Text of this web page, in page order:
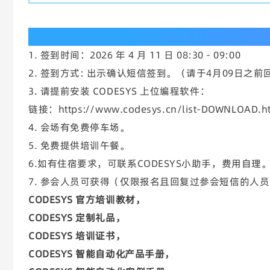
1. 签到时间：2026 年 4 月 11 日 08:30 - 09:00
2. 签到方式: 出示确认短信签到。（请于4月09日之前
3. 请提前安装 CODESYS 上位编程软件：
链接：https://www.codesys.cn/list-
4. 会场有免费停车场。
5. 免费提供培训午餐。
6.如有住宿要求，可联系CODESYS小助手，费用自理。
7. 参会人员可获得（仅限报名且回复过参会短信的人员
CODESYS 官方培训教材，
CODESYS 定制礼品，
CODESYS 培训证书，
CODESYS 智能自动化产品手册，